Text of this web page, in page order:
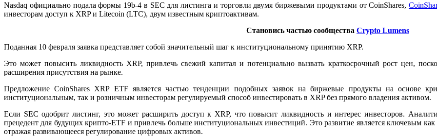
Nasdaq официально подала формы 19b-4 в SEC для листинга и торговли двумя биржевыми продуктами от CoinShares,
инвесторам доступ к XRP и Litecoin (LTC), двум известным криптоактивам.
Становись частью сообщества Crypto Lumens
Поданная 10 февраля заявка представляет собой значительный шаг к институциональному принятию XRP.
Это может повысить ликвидность XRP, привлечь свежий капитал и потенциально вызвать краткосрочный рост цен,
расширения присутствия на рынке.
Предложение CoinShares XRP ETF является частью тенденции подобных заявок на биржевые продукты на основе
институциональным, так и розничным инвесторам регулируемый способ инвестировать в XRP без прямого владения активом.
Если SEC одобрит листинг, это может расширить доступ к XRP, что повысит ликвидность и интерес инвесторов.
прецедент для будущих крипто-ETF и привлечь больше институциональных инвестиций. Это развитие является ключевым
отражая развивающееся регулирование цифровых активов.